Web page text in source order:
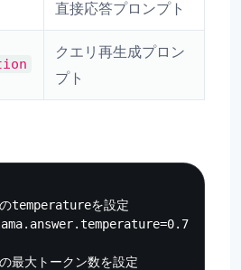
直接応答プロンプト
クエリ再生成プロン
プト
temperatureを設定
最大トークン数を設定